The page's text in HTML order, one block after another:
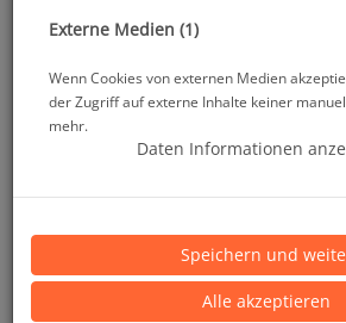
SiTech Glove Lock QCP
Artikelnr.: pol-60520
Herstellerpreis: 155,00 €
Externe Medien (1)
Wenn Cookies von externen Medien
der Zugriff auf externe Inhalte keiner
mehr.
Daten Informationen
Speichern und
Alle akzeptieren